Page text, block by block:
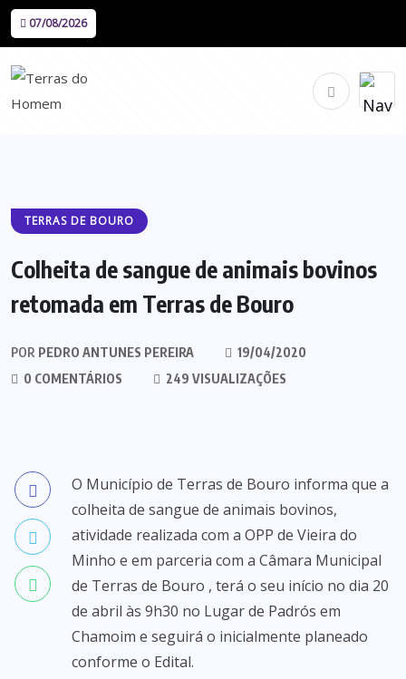
07/08/2026
TERRAS DE BOURO
Colheita de sangue de animais bovinos
retomada em Terras de Bouro
POR PEDRO ANTUNES PEREIRA
19/04/2020
0 COMENTÁRIOS
249 VISUALIZAÇÕES
O Município de Terras de Bouro informa que a
colheita de sangue de animais bovinos,
atividade realizada com a OPP de Vieira do
Minho e em parceria com a Câmara Municipal
de Terras de Bouro , terá o seu início no dia 20
de abril às 9h30 no Lugar de Padrós em
Chamoim e seguirá o inicialmente planeado
conforme o Edital.